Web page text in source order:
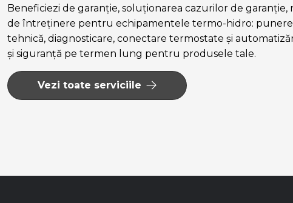
Beneficiezi de garanție, soluționarea cazurilor de garanție,
de întreținere pentru echipamentele termo-hidro:
tehnică, diagnosticare, conectare termostate și
și siguranță pe termen lung pentru produsele tale.
Vezi toate serviciile